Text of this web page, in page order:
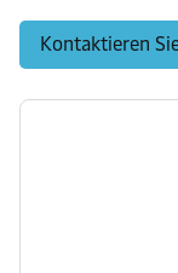
Kontaktieren